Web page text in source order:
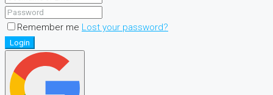
Remember me Lost your password?
Login